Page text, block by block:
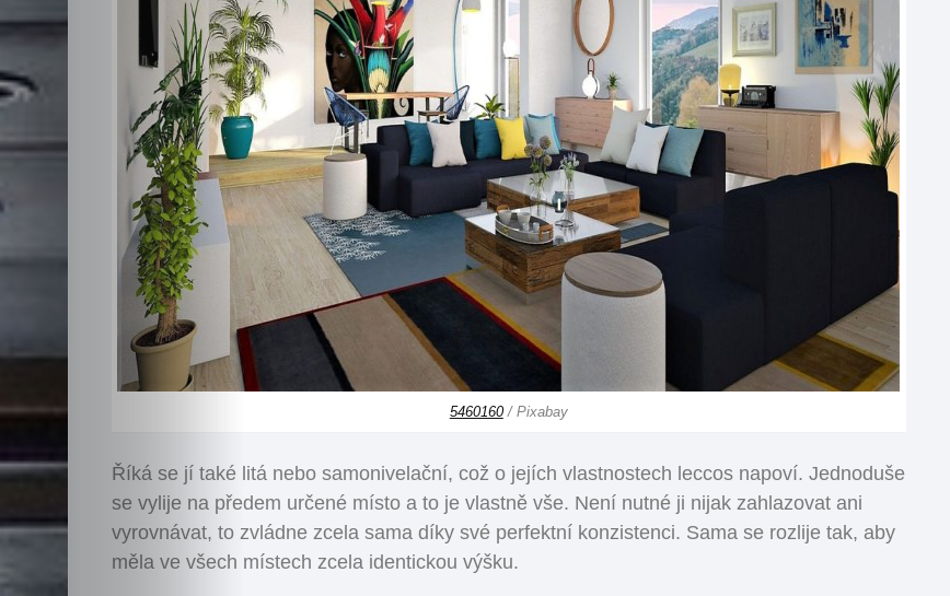
5460160/ Pixabay
Říká se jí také litá nebo samonivelační, což o jejích vlastnostech leccos napoví. Jednoduše
se vylije na předem určené místo a to je vlastně vše. Není nutné ji nijak zahlazovat ani
vyrovnávat, to zvládne zcela sama díky své perfektní konzistenci. Sama se rozlije tak, aby
měla ve všech místech zcela identickou výšku.